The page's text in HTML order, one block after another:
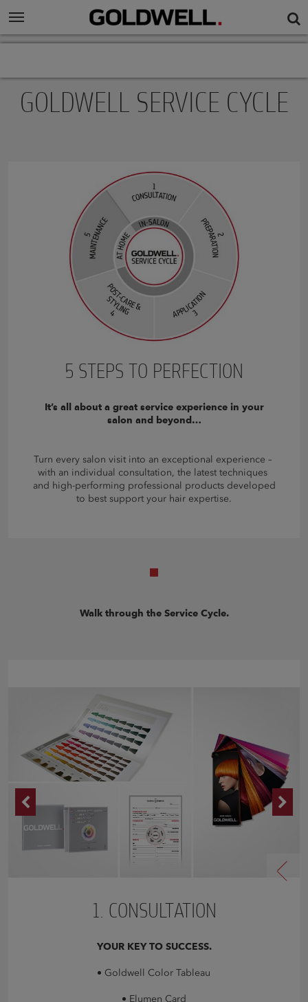
GOLDWELL SERVICE CYCLE
5 STEPS TO PERFECTION
It’s all about a great service experience in your
salon and beyond…
Turn every salon visit into an exceptional experience –
with an individual consultation, the latest techniques
and high-performing professional products developed
to best support your hair expertise.
Walk through the Service Cycle.
1. CONSULTATION
YOUR KEY TO SUCCESS.
Goldwell Color Tableau
Elumen Card